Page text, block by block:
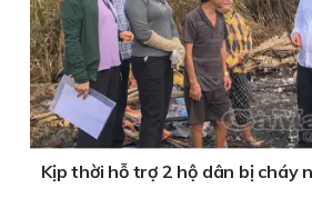
Kịp thời hỗ trợ 2 hộ dân bị cháy